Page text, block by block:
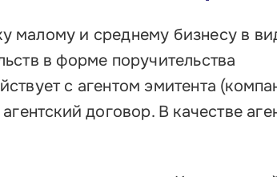
малому и среднему бизнесу в
в форме поручительства
с агентом эмитента
договор. В качестве